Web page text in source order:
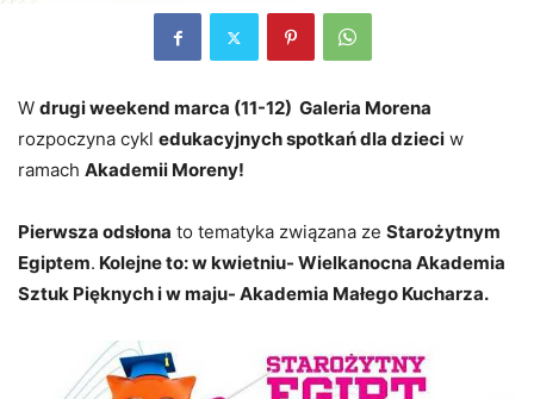
W drugi weekend marca (11-12) Galeria Morena
rozpoczyna cykl edukacyjnych spotkań dla dzieci w
ramach Akademii Moreny!
Pierwsza odsłona to tematyka związana ze Starożytnym
Egiptem. Kolejne to: w kwietniu- Wielkanocna Akademia
Sztuk Pięknych i w maju- Akademia Małego Kucharza.